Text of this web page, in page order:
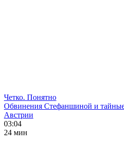
Четко. Понятно
Обвинения Стефаншиной и
Австрии
03:04
24 мин